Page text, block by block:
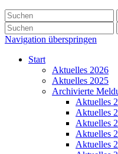
Navigation überspringen
Start
Aktuelles 2026
Aktuelles 2025
Archivierte
Aktuelles
Aktuelles
Aktuelles
Aktuelles
Aktuelles